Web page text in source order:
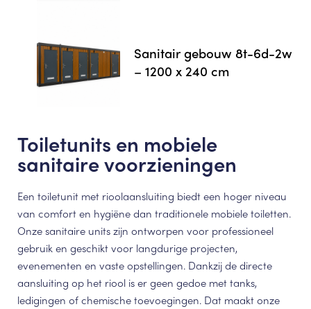
Sanitair gebouw 8t-6d-2w
– 1200 x 240 cm
Toiletunits en mobiele
sanitaire voorzieningen
Een toiletunit met rioolaansluiting biedt een hoger niveau
van comfort en hygiëne dan traditionele mobiele toiletten.
Onze sanitaire units zijn ontworpen voor professioneel
gebruik en geschikt voor langdurige projecten,
evenementen en vaste opstellingen. Dankzij de directe
aansluiting op het riool is er geen gedoe met tanks,
ledigingen of chemische toevoegingen. Dat maakt onze